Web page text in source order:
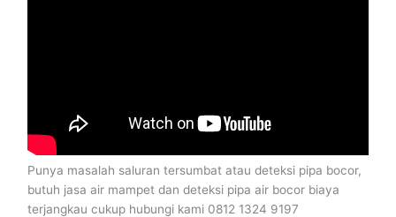
Punya masalah saluran tersumbat atau deteksi pipa bocor,
butuh jasa air mampet dan deteksi pipa air bocor biaya
terjangkau cukup hubungi kami 0812 1324 9197